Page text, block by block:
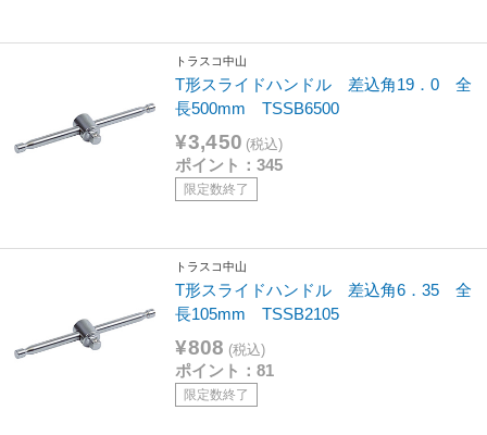
トラスコ中山
T形スライドハンドル 差込角19．0 全
長500mm TSSB6500
¥3,450 (税込)
ポイント：345
限定数終了
トラスコ中山
T形スライドハンドル 差込角6．35 全
長105mm TSSB2105
¥808 (税込)
ポイント：81
限定数終了